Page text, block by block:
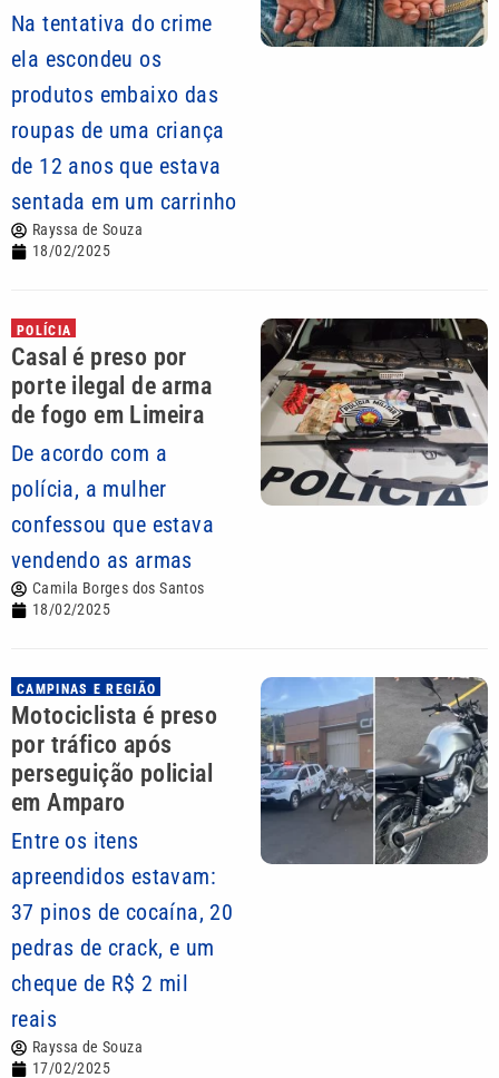
Na tentativa do crime
ela escondeu os
produtos embaixo das
roupas de uma criança
de 12 anos que estava
sentada em um carrinho
Rayssa de Souza
18/02/2025
POLÍCIA
Casal é preso por
porte ilegal de arma
de fogo em Limeira
De acordo com a
polícia, a mulher
confessou que estava
vendendo as armas
Camila Borges dos Santos
18/02/2025
CAMPINAS E REGIÃO
Motociclista é preso
por tráfico após
perseguição policial
em Amparo
Entre os itens
apreendidos estavam:
37 pinos de cocaína, 20
pedras de crack, e um
cheque de R$ 2 mil
reais
Rayssa de Souza
17/02/2025